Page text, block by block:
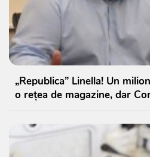
„Republica” Linella! Un
o rețea de magazine, dar